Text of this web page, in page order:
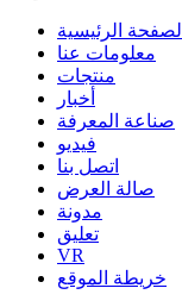
الصفحة الرئيسية
معلومات عنا
منتجات
أخبار
صناعة المعرفة
فيديو
اتصل بنا
صالة العرض
مدونة
تعليق
VR
خريطة الموقع